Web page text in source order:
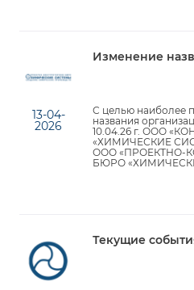
13-04-
2026
Изменение
С целью наиболее
названия
10.04.26 г. ООО
«ХИМИЧЕСКИЕ
ООО «ПРОЕКТНО-
БЮРО
Текущие